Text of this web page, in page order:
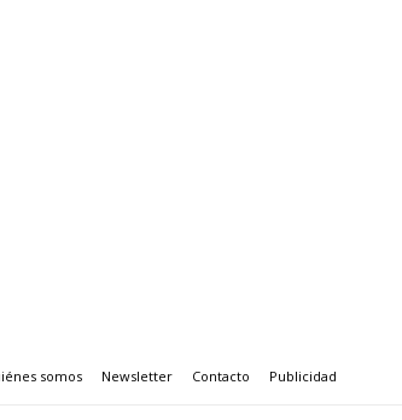
somos Newsletter Contacto Publicidad